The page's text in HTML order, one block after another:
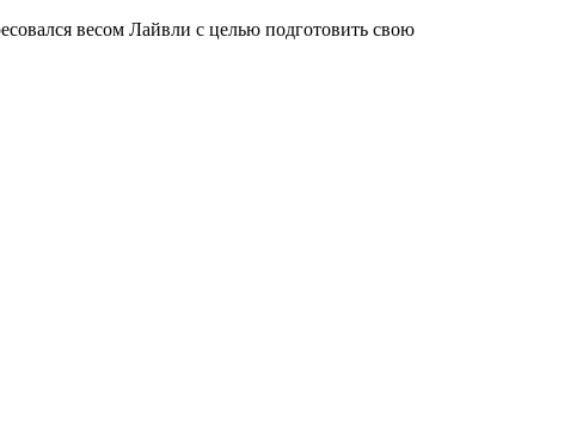
весом Лайвли с целью подготовить свою